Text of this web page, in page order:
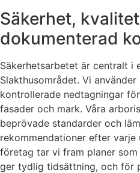
Säkerhet,
dokumenterad
Säkerhetsarbetet är centralt i
Slakthusområdet. Vi
kontrollerade nedtagningar
fasader och mark. Våra
beprövade standarder och
rekommendationer efter varje
företag tar vi fram planer
ger tydlig tidsättning, och för